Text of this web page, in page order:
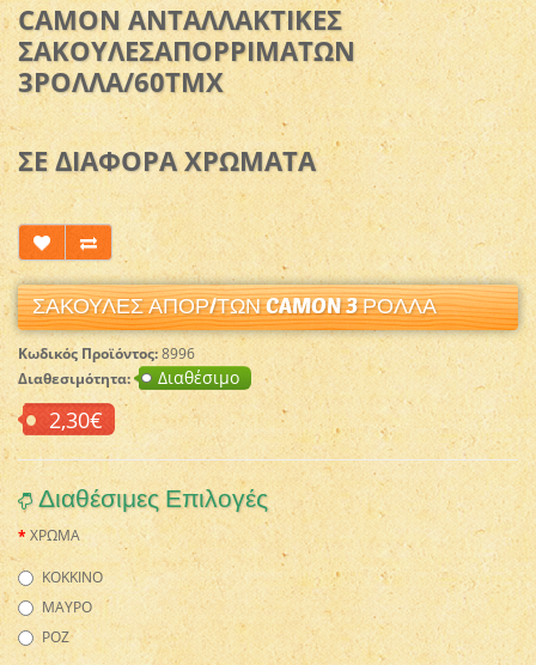
CAMON ΑΝΤΑΛΛΑΚΤΙΚΕΣ
ΣΑΚΟΥΛΕΣΑΠΟΡΡΙΜΑΤΩΝ
3ΡΟΛΛΑ/60ΤΜΧ
ΣΕ ΔΙΑΦΟΡΑ ΧΡΩΜΑΤΑ
ΣΑΚΟΥΛΕΣ ΑΠΟΡ/ΤΩΝ CAMON 3 ΡΟΛΛΑ
Κωδικός Προϊόντος:8996
Διαθεσιμότητα:
Διαθέσιμο
2,30€
Διαθέσιμες Επιλογές
ΧΡΩΜΑ
ΚΟΚΚΙΝΟ
ΜΑΥΡΟ
ΡΟΖ